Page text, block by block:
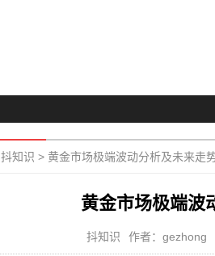
抖知识 > 黄金市场极端波动分析及未来走
黄金市场极端波
抖知识 作者：gezhong